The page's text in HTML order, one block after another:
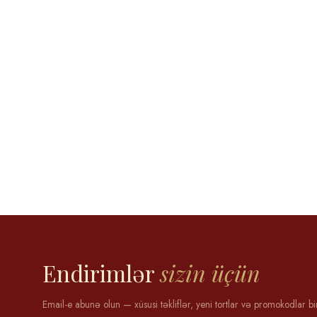
Endirimlərsizin üçün
Email-e abunə olun — xüsusi təkliflər, yeni tortlar və promokodlar